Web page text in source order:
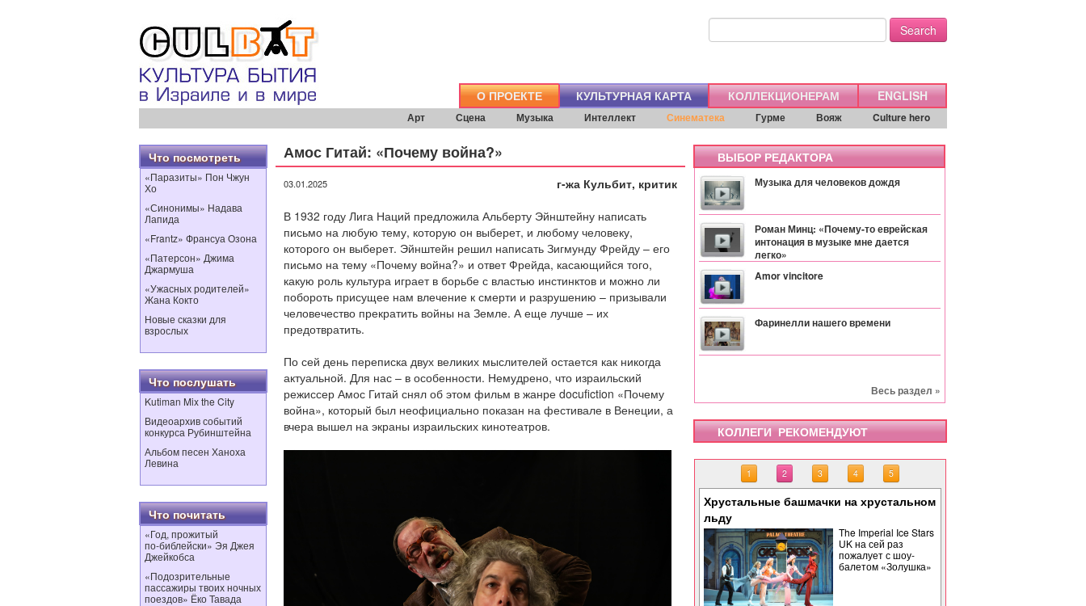
Search
О ПРОЕКТЕ КУЛЬТУРНАЯ КАРТА КОЛЛЕКЦИОНЕРАМ ENGLISH
Арт Сцена Музыка Интеллект Синематека Гурме Вояж Culture hero
Что посмотреть
«Паразиты» Пон Чжун
Хо
«Синонимы» Надава
Лапида
«Frantz» Франсуа Озона
«Патерсон» Джима
Джармуша
«Ужасных родителей»
Жана Кокто
Новые сказки для
взрослых
Что послушать
Kutiman Mix the City
Видеоархив событий
конкурса Рубинштейна
Альбом песен Ханоха
Левина
Что почитать
«Год, прожитый
по‑библейски» Эя Джея
Джейкобса
«Подозрительные
пассажиры твоих ночных
поездов» Ёко Тавада
Амос Гитай: «Почему война?»
03.01.2025
г-жа Кульбит, критик
В 1932 году Лига Наций предложила Альберту Эйнштейну написать
письмо на любую тему, которую он выберет, и любому человеку,
которого он выберет. Эйнштейн решил написать Зигмунду Фрейду – его
письмо на тему «Почему война?» и ответ Фрейда, касающийся того,
какую роль культура играет в борьбе с властью инстинктов и можно ли
побороть присущее нам влечение к смерти и разрушению – призывали
человечество прекратить войны на Земле. А еще лучше – их
предотвратить.
По сей день переписка двух великих мыслителей остается как никогда
актуальной. Для нас – в особенности. Немудрено, что израильский
режиссер Амос Гитай снял об этом фильм в жанре docufiction «Почему
война», который был неофициально показан на фестивале в Венеции, а
вчера вышел на экраны израильских кинотеатров.
ВЫБОР РЕДАКТОРА
Музыка для человеков дождя
Роман Минц: «Почему-то еврейская
интонация в музыке мне дается
легко»
Amor vincitore
Фаринелли нашего времени
Весь раздел »
КОЛЛЕГИ РЕКОМЕНДУЮТ
1 2 3 4 5
Хрустальные башмачки на хрустальном
льду
The Imperial Ice Stars
UK на сей раз
пожалует с шоу-
балетом «Золушка»